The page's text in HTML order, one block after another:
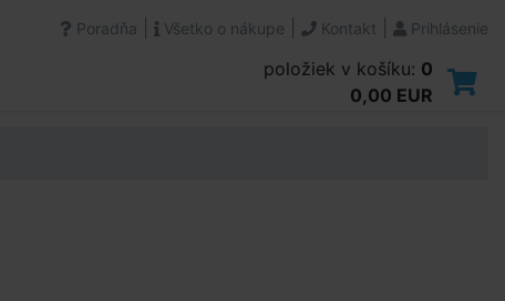
Poradňa Všetko o nákupe Kontakt Prihlásenie
položiek v košíku: 0
0,00 EUR